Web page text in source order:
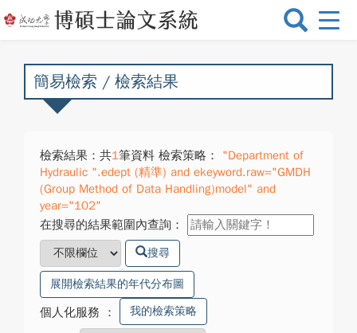
選
換
簡易檢索 / 檢索結果
檢索結果：共1筆資料 檢索策略：
"Department of
Hydraulic ".edept (精準) and ekeyword.raw="GMDH
(Group Method of Data Handling)model" and
year="102"
在搜尋的結果範圍內查詢：
搜尋
展開檢索結果的年代分布圖
個人化服務 ： 我的檢索策略